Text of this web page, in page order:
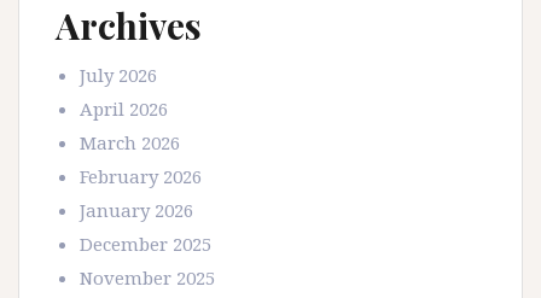
Archives
July 2026
April 2026
March 2026
February 2026
January 2026
December 2025
November 2025